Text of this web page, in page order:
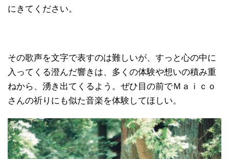
にきてください。
その歌声を文字で表すのは難しいが、すっと心の中に
入ってくる澄んだ響きは、多くの体験や想いの積み重
ねから、湧き出てくるよう。ぜひ目の前でＭａｉｃｏ
さんの祈りにも似た音楽を体験してほしい。